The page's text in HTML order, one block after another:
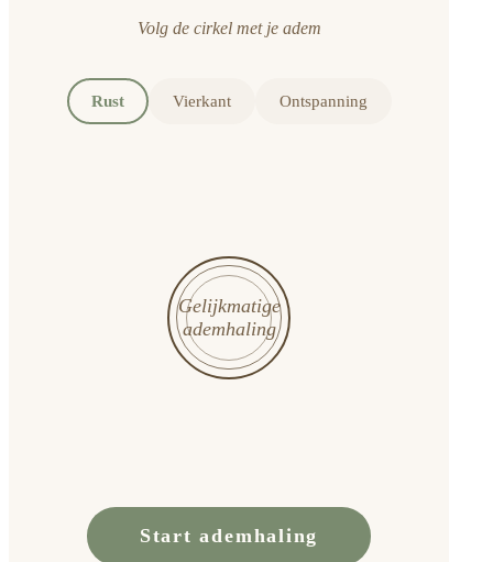
Volg de cirkel met je adem
Rust Vierkant Ontspanning
Gelijkmatige
ademhaling
Start ademhaling